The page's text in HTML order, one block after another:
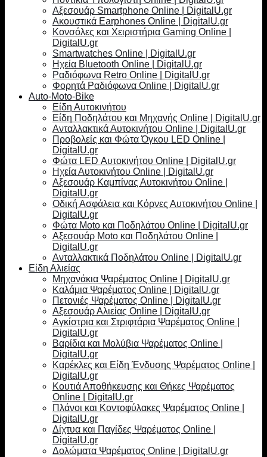
Αξεσουάρ Smartphone Online | DigitalU.gr
Ακουστικά Earphones Online | DigitalU.gr
Κονσόλες και Χειριστήρια Gaming Online |
DigitalU.gr
Smartwatches Online | DigitalU.gr
Ηχεία Bluetooth Online | DigitalU.gr
Ραδιόφωνα Retro Online | DigitalU.gr
Φορητά Ραδιόφωνα Online | DigitalU.gr
Auto-Moto-Bike
Είδη Αυτοκινήτου
Είδη Ποδηλάτου και Μηχανής Online | DigitalU.gr
Ανταλλακτικά Αυτοκινήτου Online | DigitalU.gr
Προβολείς και Φώτα Όγκου LED Online |
DigitalU.gr
Φώτα LED Αυτοκινήτου Online | DigitalU.gr
Ηχεία Αυτοκινήτου Online | DigitalU.gr
Αξεσουάρ Καμπίνας Αυτοκινήτου Online |
DigitalU.gr
Οδική Ασφάλεια και Κόρνες Αυτοκινήτου Online |
DigitalU.gr
Φώτα Moto και Ποδηλάτου Online | DigitalU.gr
Αξεσουάρ Moto και Ποδηλάτου Online |
DigitalU.gr
Ανταλλακτικά Ποδηλάτου Online | DigitalU.gr
Είδη Αλιείας
Μηχανάκια Ψαρέματος Online | DigitalU.gr
Καλάμια Ψαρέματος Online | DigitalU.gr
Πετονιές Ψαρέματος Online | DigitalU.gr
Αξεσουάρ Αλιείας Online | DigitalU.gr
Αγκίστρια και Στριφτάρια Ψαρέματος Online |
DigitalU.gr
Βαρίδια και Μολύβια Ψαρέματος Online |
DigitalU.gr
Καρέκλες και Είδη Ένδυσης Ψαρέματος Online |
DigitalU.gr
Κουτιά Αποθήκευσης και Θήκες Ψαρέματος
Online | DigitalU.gr
Πλάνοι και Κοντοφύλακες Ψαρέματος Online |
DigitalU.gr
Δίχτυα και Παγίδες Ψαρέματος Online |
DigitalU.gr
Δολώματα Ψαρέματος Online | DigitalU.gr